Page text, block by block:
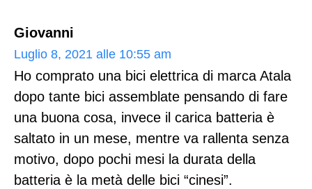
Giovanni
Luglio 8, 2021 alle 10:55 am
Ho comprato una bici elettrica di marca Atala
dopo tante bici assemblate pensando di fare
una buona cosa, invece il carica batteria è
saltato in un mese, mentre va rallenta senza
motivo, dopo pochi mesi la durata della
batteria è la metà delle bici “cinesi”.